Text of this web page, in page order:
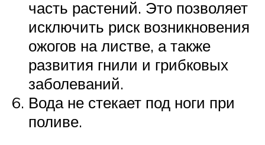
часть растений. Это позволяет
исключить риск возникновения
ожогов на листве, а также
развития гнили и грибковых
заболеваний.
Вода не стекает под ноги при
поливе.